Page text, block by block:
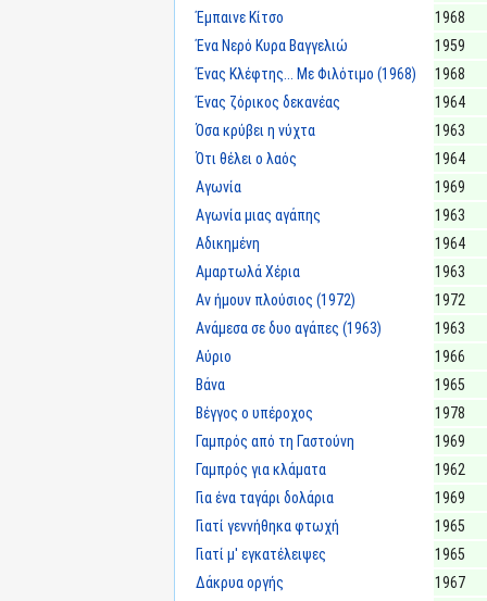
Έμπαινε Κίτσο
1968
Ένα Νερό Κυρα Βαγγελιώ
1959
Ένας Κλέφτης... Με Φιλότιμο (1968)
1968
Ένας ζόρικος δεκανέας
1964
Όσα κρύβει η νύχτα
1963
Ότι θέλει ο λαός
1964
Αγωνία
1969
Αγωνία μιας αγάπης
1963
Αδικημένη
1964
Αμαρτωλά Χέρια
1963
Αν ήμουν πλούσιος (1972)
1972
Ανάμεσα σε δυο αγάπες (1963)
1963
Αύριο
1966
Βάνα
1965
Βέγγος ο υπέροχος
1978
Γαμπρός από τη Γαστούνη
1969
Γαμπρός για κλάματα
1962
Για ένα ταγάρι δολάρια
1969
Γιατί γεννήθηκα φτωχή
1965
Γιατί μ' εγκατέλειψες
1965
Δάκρυα οργής
1967